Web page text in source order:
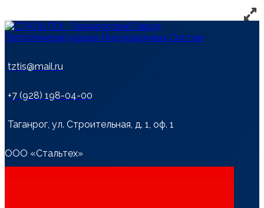
tztis@mail.ru
+7 (928) 198-04-00
Таганрог, ул. Строительная, д. 1, оф. 1
ООО «Стальтех»